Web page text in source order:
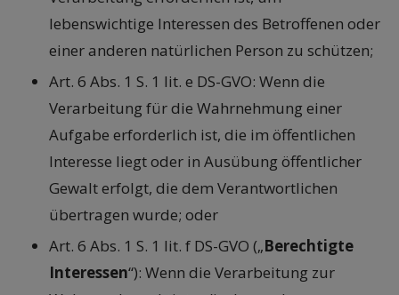
lebenswichtige Interessen des Betroffenen oder
einer anderen natürlichen Person zu schützen;
Art. 6 Abs. 1 S. 1 lit. e DS-GVO: Wenn die
Verarbeitung für die Wahrnehmung einer
Aufgabe erforderlich ist, die im öffentlichen
Interesse liegt oder in Ausübung öffentlicher
Gewalt erfolgt, die dem Verantwortlichen
übertragen wurde; oder
Art. 6 Abs. 1 S. 1 lit. f DS-GVO („Berechtigte
Interessen“): Wenn die Verarbeitung zur